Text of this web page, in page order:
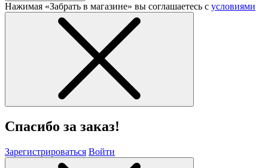
Нажимая «Забрать в магазине» вы соглашаетесь с условиями
Спасибо за заказ!
Зарегистрироваться Войти